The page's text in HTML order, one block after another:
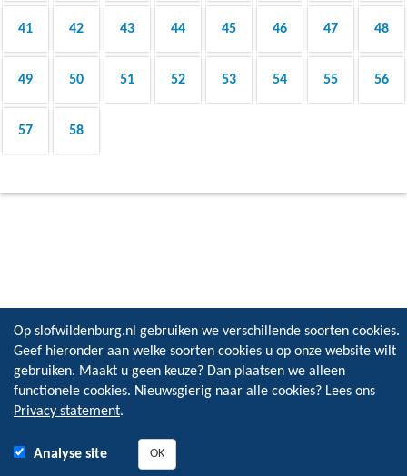
41 42 43 44 45 46 47 48
49 50 51 52 53 54 55 56
57 58
Op slofwildenburg.nl gebruiken we verschillende soorten cookies.
Geef hieronder aan welke soorten cookies u op onze website wilt
gebruiken. Maakt u geen keuze? Dan plaatsen we alleen
functionele cookies. Nieuwsgierig naar alle cookies? Lees ons
Privacy statement.
Analyse site OK